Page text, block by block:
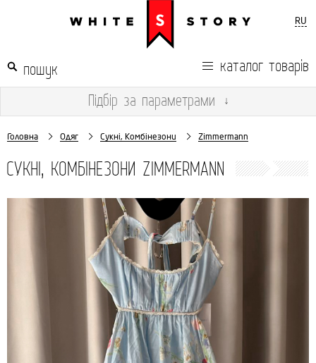
RU
каталог товарів
Підбір за параметрами ↓
Головна Одяг Сукні, Комбінезони Zimmermann
СУКНІ, КОМБІНЕЗОНИ ZIMMERMANN